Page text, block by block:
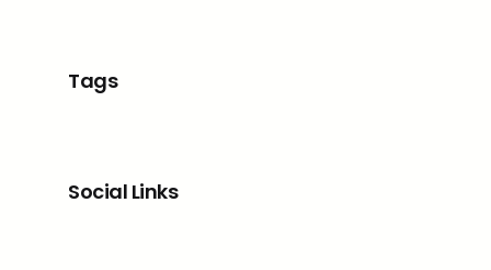
Tags
Social Links